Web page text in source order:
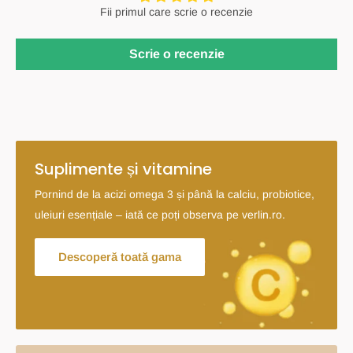
Fii primul care scrie o recenzie
Scrie o recenzie
Suplimente și vitamine
Pornind de la acizi omega 3 și până la calciu, probiotice,
uleiuri esențiale – iată ce poți observa pe verlin.ro.
Descoperă toată gama